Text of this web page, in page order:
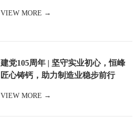
VIEW MORE →
建党105周年 | 坚守实业初心，恒峰
匠心铸钙，助力制造业稳步前行
VIEW MORE →